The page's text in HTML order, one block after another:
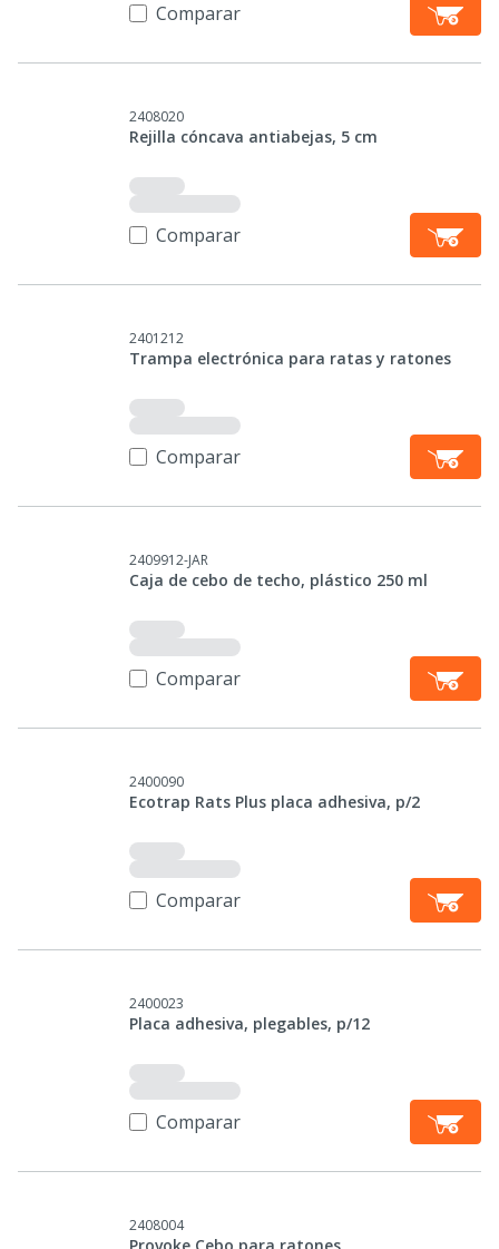
Comparar
2408020
Rejilla cóncava antiabejas, 5 cm
Comparar
2401212
Trampa electrónica para ratas y ratones
Comparar
2409912-JAR
Caja de cebo de techo, plástico 250 ml
Comparar
2400090
Ecotrap Rats Plus placa adhesiva, p/2
Comparar
2400023
Placa adhesiva, plegables, p/12
Comparar
2408004